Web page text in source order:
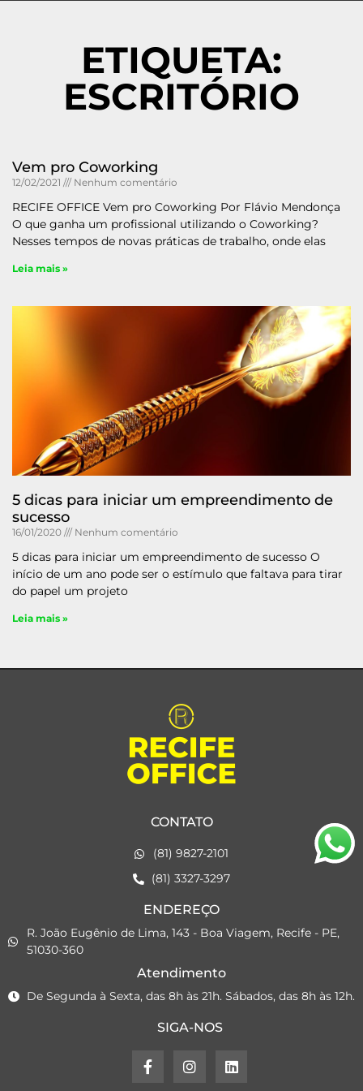
ETIQUETA:
ESCRITÓRIO
Vem pro Coworking
12/02/2021 Nenhum comentário
RECIFE OFFICE Vem pro Coworking Por Flávio Mendonça
O que ganha um profissional utilizando o Coworking?
Nesses tempos de novas práticas de trabalho, onde elas
Leia mais »
5 dicas para iniciar um empreendimento de
sucesso
16/01/2020 Nenhum comentário
5 dicas para iniciar um empreendimento de sucesso O
início de um ano pode ser o estímulo que faltava para tirar
do papel um projeto
Leia mais »
CONTATO
(81) 9827-2101
(81) 3327-3297
ENDEREÇO
R. João Eugênio de Lima, 143 - Boa Viagem, Recife - PE,
51030-360
Atendimento
De Segunda à Sexta, das 8h às 21h. Sábados, das 8h às 12h.
SIGA-NOS